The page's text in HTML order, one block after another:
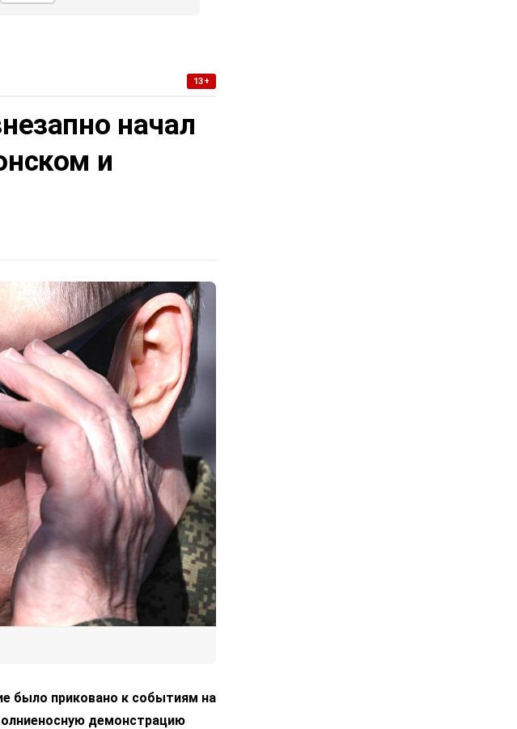
13+
начал
и
было приковано к событиям на
демонстрацию